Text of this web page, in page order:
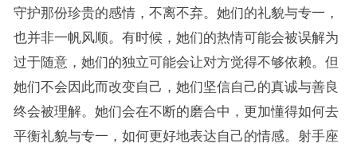
守护那份珍贵的感情，不离不弃。她们的礼貌与专一，
也并非一帆风顺。有时候，她们的热情可能会被误解为
过于随意，她们的独立可能会让对方觉得不够依赖。但
她们不会因此而改变自己，她们坚信自己的真诚与善良
终会被理解。她们会在不断的磨合中，更加懂得如何去
平衡礼貌与专一，如何更好地表达自己的情感。射手座